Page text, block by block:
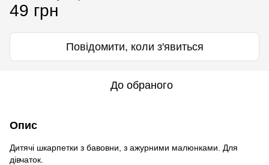
49 грн
Повідомити, коли з'явиться
До обраного
Опис
Дитячі шкарпетки з бавовни, з ажурними малюнками. Для
дівчаток.